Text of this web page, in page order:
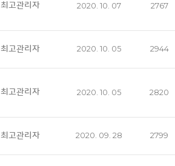
최고관리자 2020. 10. 07 2767
최고관리자 2020. 10. 05 2944
최고관리자 2020. 10. 05 2820
최고관리자 2020. 09. 28 2799